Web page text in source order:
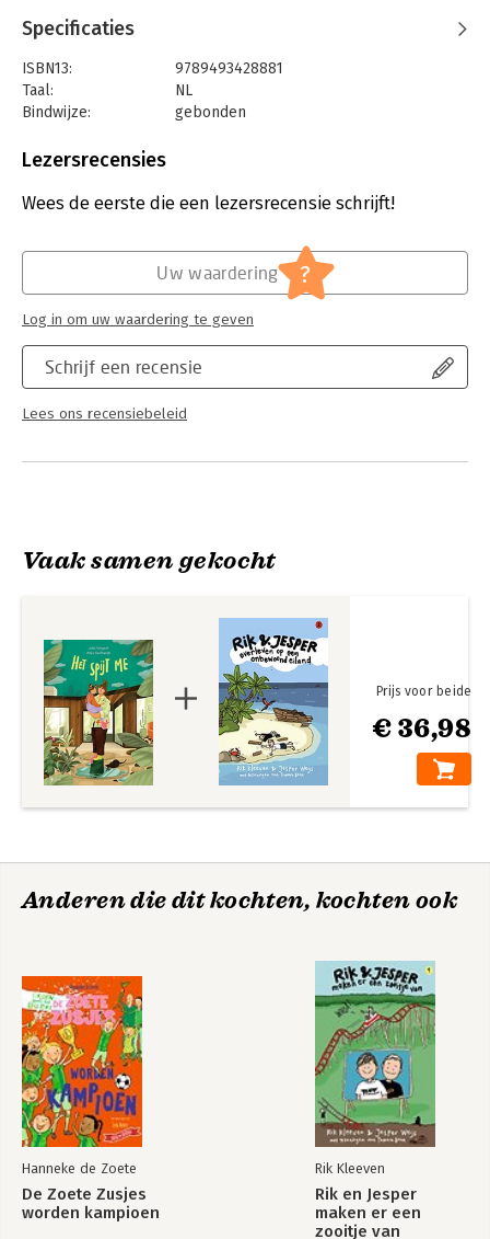
emoties, fouten maken en opnieuw proberen. Met een
liefdevolle boodschap voor kinderen én ouders: ook als het
even misgaat, blijft liefde altijd bestaan.
Een zacht en herkenbaar verhaal, perfect om samen te lezen
en te praten over gevoelens.
Specificaties
ISBN13:
9789493428881
Taal:
NL
Bindwijze:
gebonden
Uitgever:
Verschijningsdatum:
29-8-2025
Lezersrecensies
Wees de eerste die een lezersrecensie schrijft!
Schrijf een recensie
Lees ons recensiebeleid
Uw waardering ?
Log in om uw waardering te geven
Vaak samen gekocht
€ 36,98
Prijs voor beide
Anderen die dit kochten, kochten ook
Hanneke de Zoete
De Zoete Zusjes
worden kampioen
Rik Kleeven
Rik en Jesper
maken er een
zooitje van